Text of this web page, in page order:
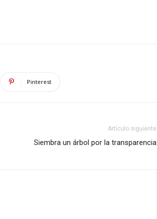
Pinterest
Artículo siguiente
Siembra un árbol por la transparencia